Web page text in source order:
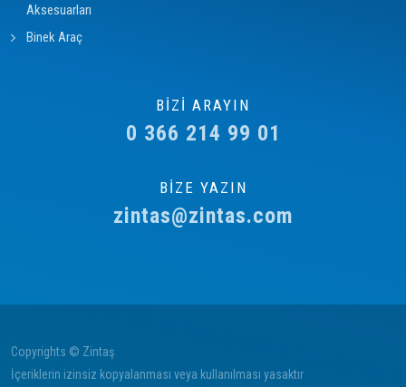
Aksesuarları
Binek Araç
BİZİ ARAYIN
0 366 214 99 01
BİZE YAZIN
zintas@zintas.com
Copyrights © Zintaş
İçeriklerin izinsiz kopyalanması veya kullanılması yasaktır